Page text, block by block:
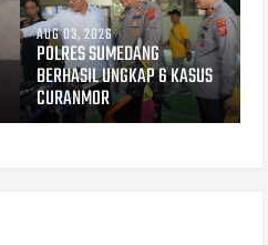
AUG 03, 2026
POLRES SUMEDANG
BERHASIL UNGKAP 6 KASUS
CURANMOR